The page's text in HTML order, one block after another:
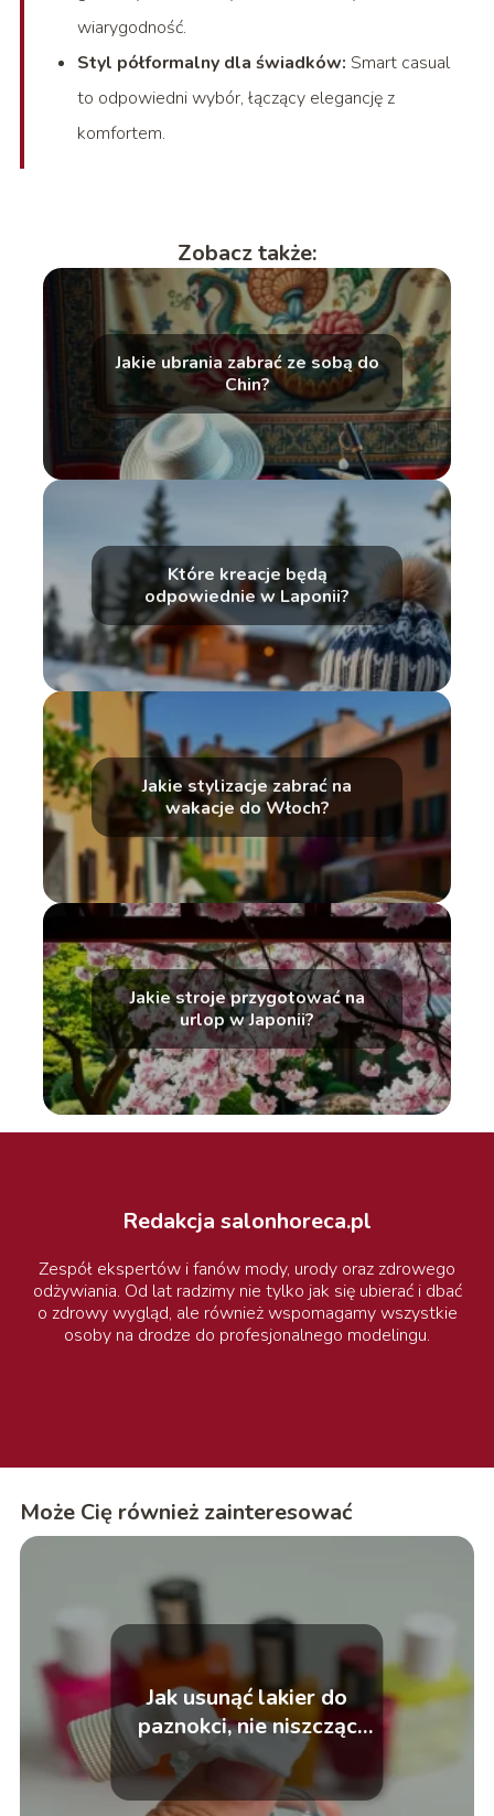
wiarygodność.
Styl półformalny dla świadków: Smart casual
to odpowiedni wybór, łączący elegancję z
komfortem.
Zobacz także:
Jakie ubrania zabrać ze sobą do
Chin?
Które kreacje będą
odpowiednie w Laponii?
Jakie stylizacje zabrać na
wakacje do Włoch?
Jakie stroje przygotować na
urlop w Japonii?
Redakcja salonhoreca.pl
Zespół ekspertów i fanów mody, urody oraz zdrowego
odżywiania. Od lat radzimy nie tylko jak się ubierać i dbać
o zdrowy wygląd, ale również wspomagamy wszystkie
osoby na drodze do profesjonalnego modelingu.
Może Cię również zainteresować
Jak usunąć lakier do
paznokci, nie niszcząc
płytki?